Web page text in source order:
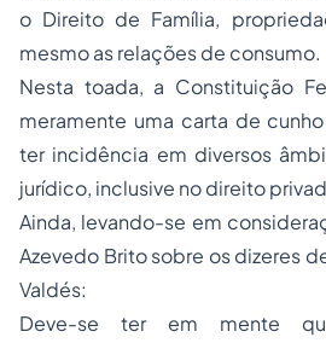
o Direito de Família,
mesmo as relações de consumo.
Nesta toada, a Constituição
meramente uma carta de
ter incidência em diversos
jurídico, inclusive no direito
Ainda, levando-se em
Azevedo Brito sobre os dizeres
Valdés:
Deve-se ter em mente